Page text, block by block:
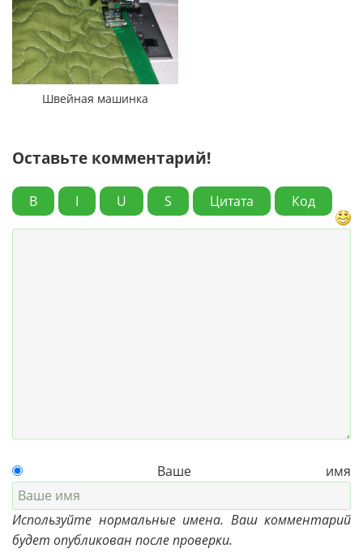
Швейная машинка
Оставьте комментарий!
B I U S Цитата Код
Ваше имя
Используйте нормальные имена. Ваш комментарий
будет опубликован после проверки.